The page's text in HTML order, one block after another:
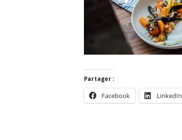
Partager :
Facebook LinkedIn